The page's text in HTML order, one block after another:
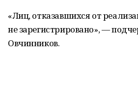
«Лиц, отказавшихся от
не зарегистрировано», —
Овчинников.